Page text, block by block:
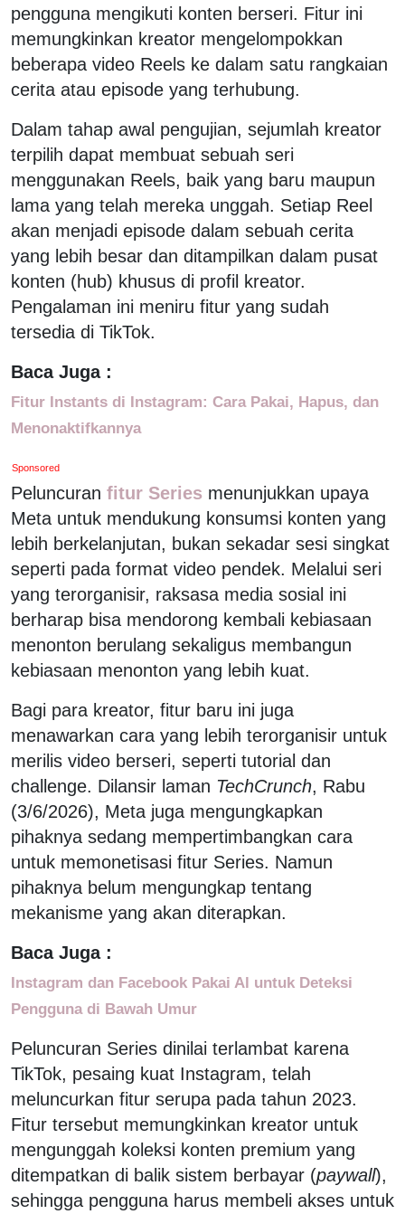
pengguna mengikuti konten berseri. Fitur ini
memungkinkan kreator mengelompokkan
beberapa video Reels ke dalam satu rangkaian
cerita atau episode yang terhubung.
Dalam tahap awal pengujian, sejumlah kreator
terpilih dapat membuat sebuah seri
menggunakan Reels, baik yang baru maupun
lama yang telah mereka unggah. Setiap Reel
akan menjadi episode dalam sebuah cerita
yang lebih besar dan ditampilkan dalam pusat
konten (hub) khusus di profil kreator.
Pengalaman ini meniru fitur yang sudah
tersedia di TikTok.
Baca Juga :
Fitur Instants di Instagram: Cara Pakai, Hapus, dan
Menonaktifkannya
Sponsored
Peluncuran fitur Series menunjukkan upaya
Meta untuk mendukung konsumsi konten yang
lebih berkelanjutan, bukan sekadar sesi singkat
seperti pada format video pendek. Melalui seri
yang terorganisir, raksasa media sosial ini
berharap bisa mendorong kembali kebiasaan
menonton berulang sekaligus membangun
kebiasaan menonton yang lebih kuat.
Bagi para kreator, fitur baru ini juga
menawarkan cara yang lebih terorganisir untuk
merilis video berseri, seperti tutorial dan
challenge. Dilansir laman TechCrunch, Rabu
(3/6/2026), Meta juga mengungkapkan
pihaknya sedang mempertimbangkan cara
untuk memonetisasi fitur Series. Namun
pihaknya belum mengungkap tentang
mekanisme yang akan diterapkan.
Baca Juga :
Instagram dan Facebook Pakai Al untuk Deteksi
Pengguna di Bawah Umur
Peluncuran Series dinilai terlambat karena
TikTok, pesaing kuat Instagram, telah
meluncurkan fitur serupa pada tahun 2023.
Fitur tersebut memungkinkan kreator untuk
mengunggah koleksi konten premium yang
ditempatkan di balik sistem berbayar (paywall),
sehingga pengguna harus membeli akses untuk